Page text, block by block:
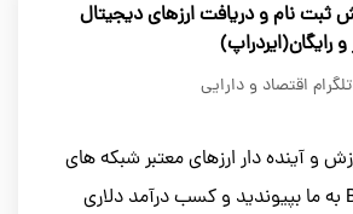
ثبت نام و دریافت ارزهای دیجیتال
و رایگان(ایردراپ)
اقتصاد و دارایی
و آینده دار ارزهای معتبر شبکه های
BSC_BNB_ETH_TRX به ما بپیوندید و کسب درآمد دلاری